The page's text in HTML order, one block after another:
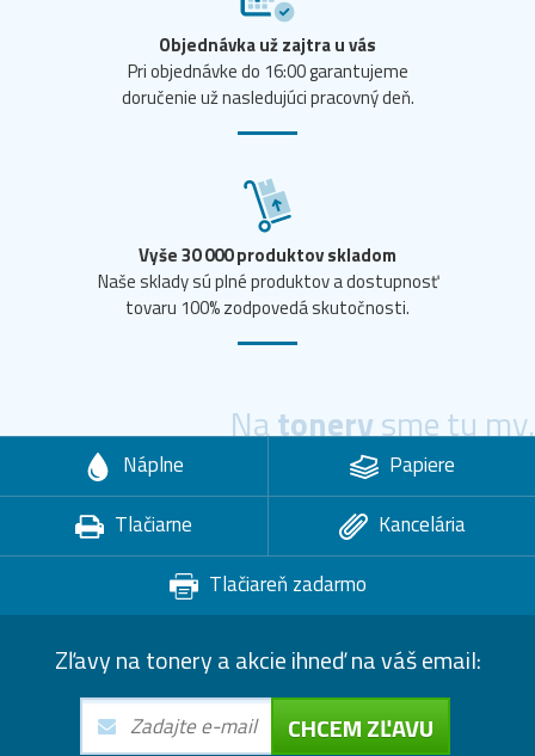
Objednávka už zajtra u vás
Pri objednávke do 16:00 garantujeme
doručenie už nasledujúci pracovný deň.
Vyše 30 000 produktov skladom
Naše sklady sú plné produktov a dostupnosť
tovaru 100% zodpovedá skutočnosti.
Natonerysme tu my.
Náplne
Papiere
Tlačiarne
Kancelária
Tlačiareň zadarmo
Zľavy na tonery a akcie ihneď na váš email:
CHCEM ZĽAVU